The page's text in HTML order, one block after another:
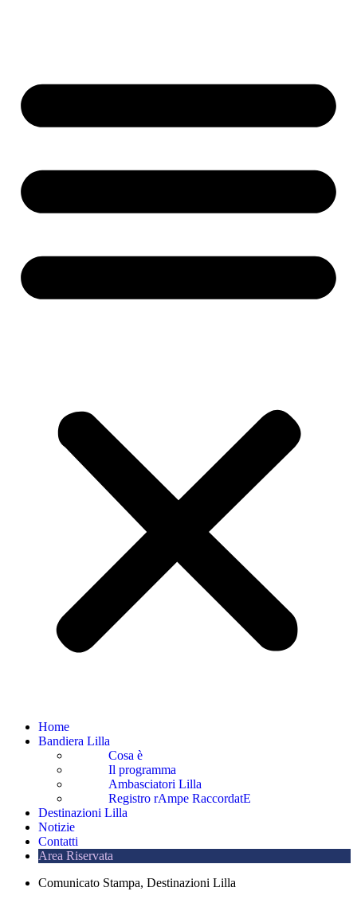
Home
Bandiera Lilla
Cosa è
Il programma
Ambasciatori Lilla
Registro rAmpe RaccordatE
Destinazioni Lilla
Notizie
Contatti
Area Riservata
Comunicato Stampa, Destinazioni Lilla